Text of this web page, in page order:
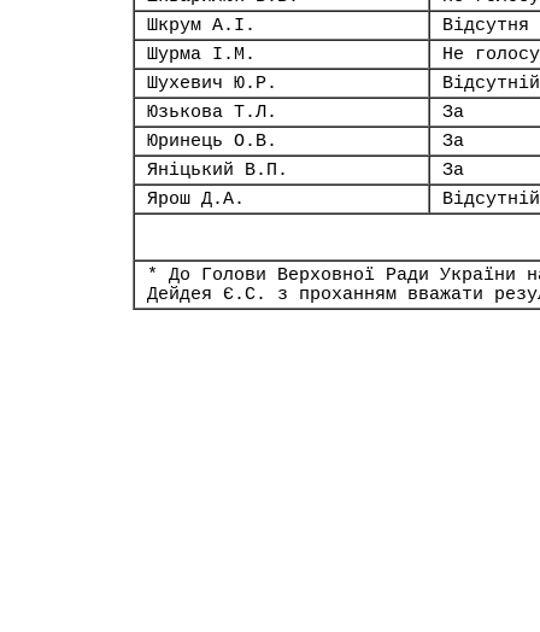
Шкрум А.І.
Відсутня
Шурма І.М.
Не
Шухевич Ю.Р.
Відсутній
Юзькова Т.Л.
За
Юринець О.В.
За
Яніцький В.П.
За
Ярош Д.А.
Відсутній
* До Голови Верховної Ради України
Дейдея Є.С. з проханням вважати